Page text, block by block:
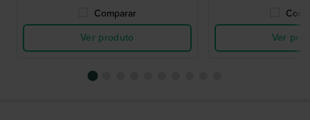
Comparar
Ver produto
Ver